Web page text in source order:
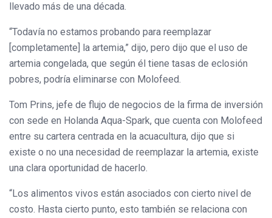
llevado más de una década.
“Todavía no estamos probando para reemplazar
[completamente] la artemia,” dijo, pero dijo que el uso de
artemia congelada, que según él tiene tasas de eclosión
pobres, podría eliminarse con Molofeed.
Tom Prins, jefe de flujo de negocios de la firma de inversión
con sede en Holanda Aqua-Spark, que cuenta con Molofeed
entre su cartera centrada en la acuacultura, dijo que si
existe o no una necesidad de reemplazar la artemia, existe
una clara oportunidad de hacerlo.
“Los alimentos vivos están asociados con cierto nivel de
costo. Hasta cierto punto, esto también se relaciona con